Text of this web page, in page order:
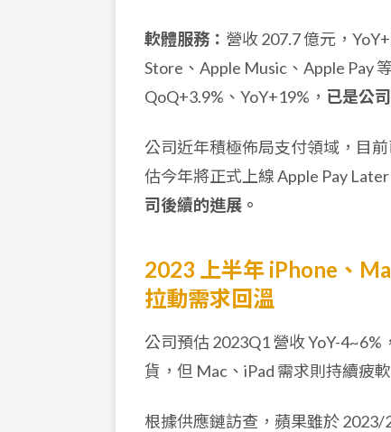
軟體服務： 營收 207.7 億元，
Store、Apple Music、Apple Pay
QoQ+3.9%、YoY+19%， 已是公
公司近年積極佈局支付領域，目
估今年將正式上線 Apple Pay Later
司後續的進展。
2023 上半年 iPhone、
拉動需求回溫
公司預估 2023Q1 營收 YoY-
貨，但 Mac、iPad 需求則持續疲軟
根據供應鏈訪查，蘋果雖於